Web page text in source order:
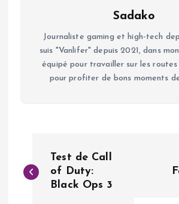
Sadako
Journaliste gaming et high-tech
suis "Vanlifer" depuis 2021, dans
équipé pour travailler sur les
pour profiter de bons moments
a
Test de Call
of Duty:
Black Ops 3